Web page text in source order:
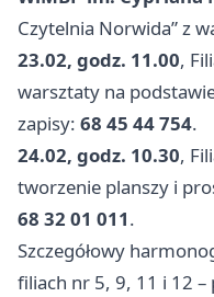
Czytelnia Norwida” z
23.02, godz. 11.00,
warsztaty na
zapisy: 68 45 44 754.
24.02, godz. 10.30,
tworzenie planszy i
68 32 01 011.
Szczegółowy
filiach nr 5, 9, 11 i 12